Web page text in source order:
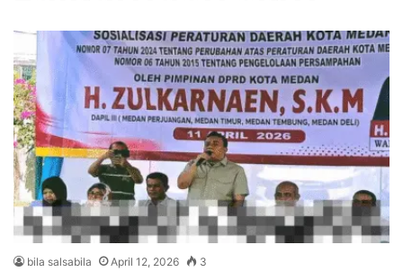
bila salsabila April 12, 2026 3